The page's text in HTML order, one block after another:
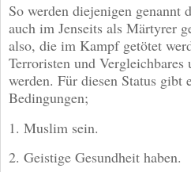
So werden diejenigen genannt
auch im Jenseits als Märtyrer
also, die im Kampf getötet
Terroristen und Vergleichbares
werden. Für diesen Status gibt
Bedingungen;
1. Muslim sein.
2. Geistige Gesundheit haben.